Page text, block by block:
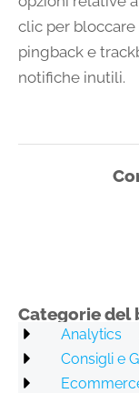
clic per bloccare
pingback e
notifiche inutili.
Categorie del
Analytics
Consigli e